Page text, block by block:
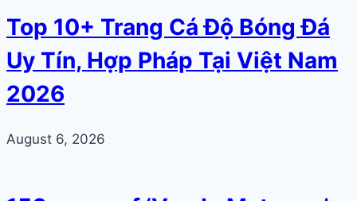
Top 10+ Trang Cá Độ Bóng Đá
Uy Tín, Hợp Pháp Tại Việt Nam
2026
August 6, 2026